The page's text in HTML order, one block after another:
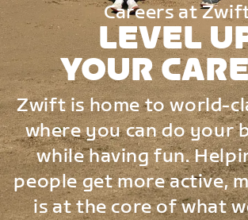
Careers at
LEVEL
YOUR
Zwift is home to world-
where you can do your
while having fun.
people get more active,
is at the core of what